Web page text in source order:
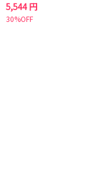
5,544 円
30%OFF